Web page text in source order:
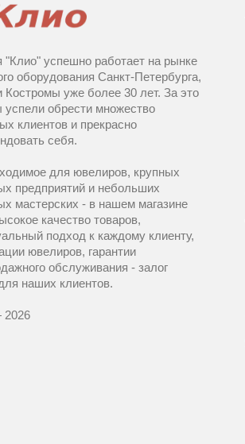
"Клио" успешно работает на рынке
оборудования Санкт-Петербурга,
уже более 30 лет. За это
обрести множество
клиентов и прекрасно
себя.
для ювелиров, крупных
предприятий и небольших
мастерских - в нашем магазине
качество товаров,
подход к каждому клиенту,
ювелиров, гарантии
обслуживания - залог
наших клиентов.